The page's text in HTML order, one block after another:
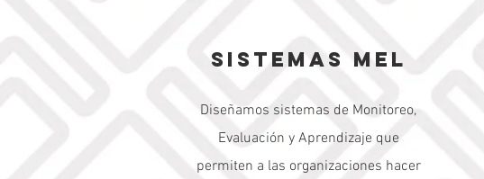
Sistemas MEL
Diseñamos sistemas de Monitoreo,
Evaluación y Aprendizaje que
permiten a las organizaciones hacer